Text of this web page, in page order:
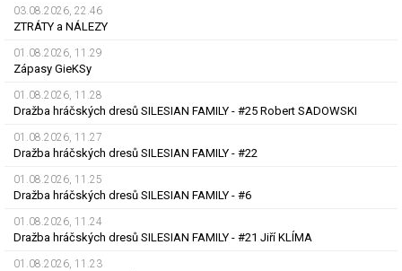
03.08.2026, 22.46
ZTRÁTY a NÁLEZY
01.08.2026, 11.29
Zápasy GieKSy
01.08.2026, 11.28
Dražba hráčských dresů SILESIAN FAMILY - #25 Robert SADOWSKI
01.08.2026, 11.27
Dražba hráčských dresů SILESIAN FAMILY - #22
01.08.2026, 11.25
Dražba hráčských dresů SILESIAN FAMILY - #6
01.08.2026, 11.24
Dražba hráčských dresů SILESIAN FAMILY - #21 Jiří KLÍMA
01.08.2026, 11.23